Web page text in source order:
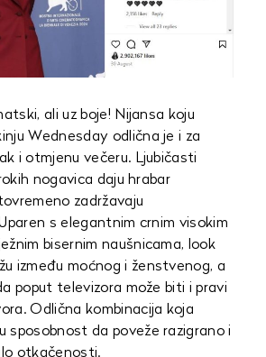
ali uz boje! Nijansa koju
Wednesday odlična je i za
i otmjenu večeru. Ljubičasti
nogavica daju hrabar
zadržavaju
s elegantnim crnim visokim
bisernim naušnicama, look
između moćnog i ženstvenog, a
poput televizora može biti i pravi
Odlična kombinacija koja
sposobnost da poveže razigrano i
otkačenosti.